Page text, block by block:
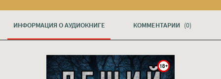
ИНФОРМАЦИЯ О АУДИОКНИГЕ КОММЕНТАРИИ (0)